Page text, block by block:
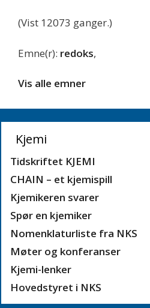
(Vist 12073 ganger.)
Emne(r): redoks,
Vis alle emner
Kjemi
Tidskriftet KJEMI
CHAIN – et kjemispill
Kjemikeren svarer
Spør en kjemiker
Nomenklaturliste fra NKS
Møter og konferanser
Kjemi-lenker
Hovedstyret i NKS